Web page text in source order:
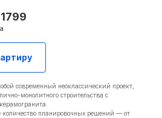
современный неоклассический проект,
монолитного строительства с
количество планировочных решений — от